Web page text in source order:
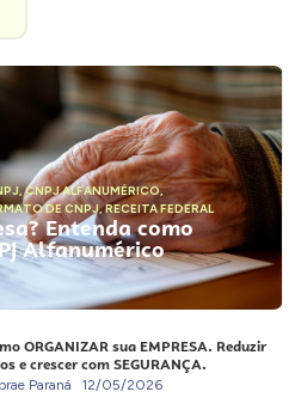
,CNPJ ALFANUMÉRICO,
DE CNPJ,RECEITA FEDERAL
Entenda como
Alfanumérico
ORGANIZAR sua EMPRESA. Reduzir
e crescer com SEGURANÇA.
Paraná 12/05/2026